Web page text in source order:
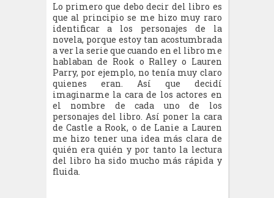
Lo primero que debo decir del libro es
que al principio se me hizo muy raro
identificar a los personajes de la
novela, porque estoy tan acostumbrada
a ver la serie que cuando en el libro me
hablaban de Rook o Ralley o Lauren
Parry, por ejemplo, no tenía muy claro
quienes eran. Así que decidí
imaginarme la cara de los actores en
el nombre de cada uno de los
personajes del libro. Así poner la cara
de Castle a Rook, o de Lanie a Lauren
me hizo tener una idea más clara de
quién era quién y por tanto la lectura
del libro ha sido mucho más rápida y
fluida.